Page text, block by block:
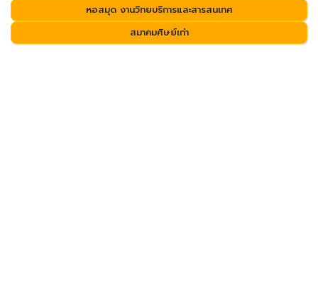
หอสมุด งานวิทยบริการและสารสนเทศ
สมาคมศิษย์เก่า